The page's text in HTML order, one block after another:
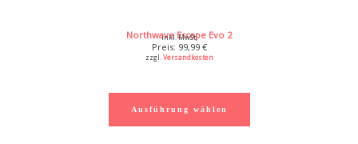
Northwave Escape Evo 2
99,99 €
inkl. MwSt.
zzgl. Versandkosten
Ausführung wählen